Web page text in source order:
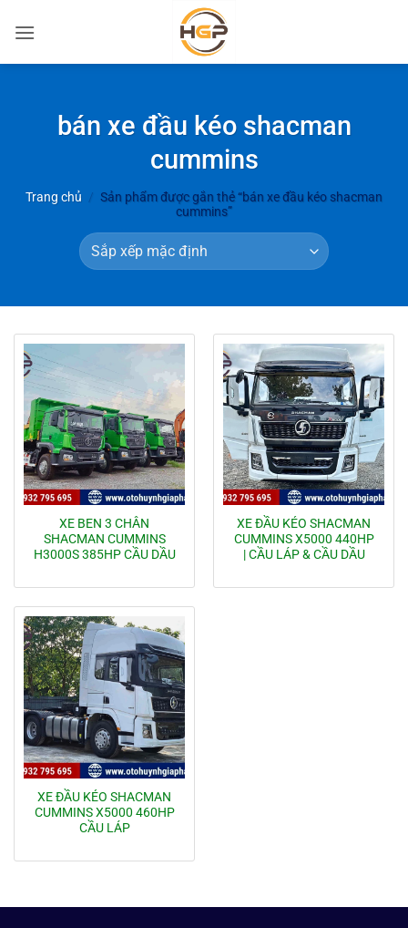
qua
bán xe đầu kéo shacman
cummins
Trang chủ / Sản phẩm được gắn thẻ “bán xe đầu kéo shacman
cummins”
XE BEN 3 CHÂN
SHACMAN CUMMINS
H3000S 385HP CẦU DẦU
XE ĐẦU KÉO SHACMAN
CUMMINS X5000 440HP
| CẦU LÁP & CẦU DẦU
XE ĐẦU KÉO SHACMAN
CUMMINS X5000 460HP
CẦU LÁP